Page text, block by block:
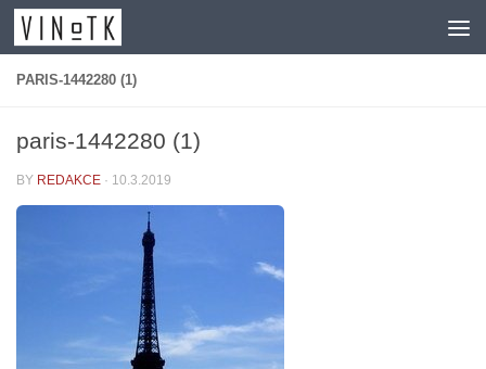
Skip to content
PARIS-1442280 (1)
paris-1442280 (1)
BY REDAKCE · 10.3.2019